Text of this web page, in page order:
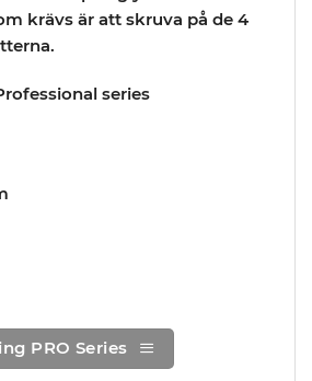
krävs är att skruva på de 4
series
PRO Series